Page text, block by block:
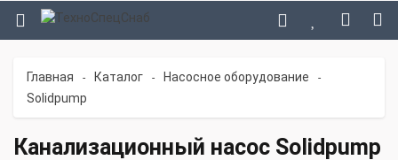
Главная - Каталог - Насосное оборудование -
Solidpump
Канализационный насос Solidpump